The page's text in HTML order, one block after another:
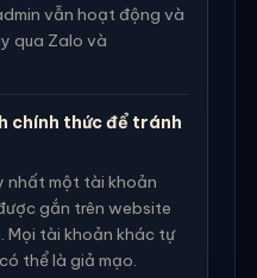
vẫn hoạt động và
qua Zalo và
chính thức để tránh
nhất một tài khoản
gắn trên website
Mọi tài khoản khác tự
thể là giả mạo.